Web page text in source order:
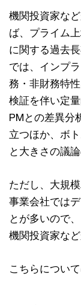
機関投資家な
ば、プライム
に関する過去
では、インプ
務・⾮財務特
検証を伴い定
PMとの差異分
⽴つほか、ボ
と⼤きさの議
ただし、⼤規
事業会社では
とが多いので
機関投資家な
こちらについ